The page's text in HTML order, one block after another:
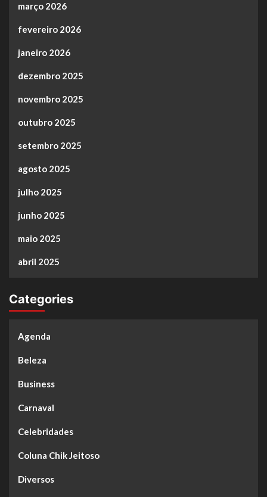
março 2026
fevereiro 2026
janeiro 2026
dezembro 2025
novembro 2025
outubro 2025
setembro 2025
agosto 2025
julho 2025
junho 2025
maio 2025
abril 2025
Categories
Agenda
Beleza
Business
Carnaval
Celebridades
Coluna Chik Jeitoso
Diversos